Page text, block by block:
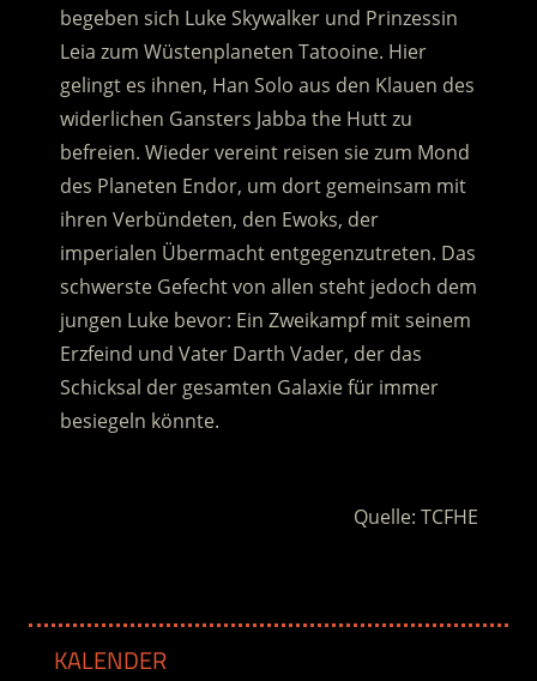
begeben sich Luke Skywalker und Prinzessin
Leia zum Wüstenplaneten Tatooine. Hier
gelingt es ihnen, Han Solo aus den Klauen des
widerlichen Gansters Jabba the Hutt zu
befreien. Wieder vereint reisen sie zum Mond
des Planeten Endor, um dort gemeinsam mit
ihren Verbündeten, den Ewoks, der
imperialen Übermacht entgegenzutreten. Das
schwerste Gefecht von allen steht jedoch dem
jungen Luke bevor: Ein Zweikampf mit seinem
Erzfeind und Vater Darth Vader, der das
Schicksal der gesamten Galaxie für immer
besiegeln könnte.
Quelle: TCFHE
KALENDER